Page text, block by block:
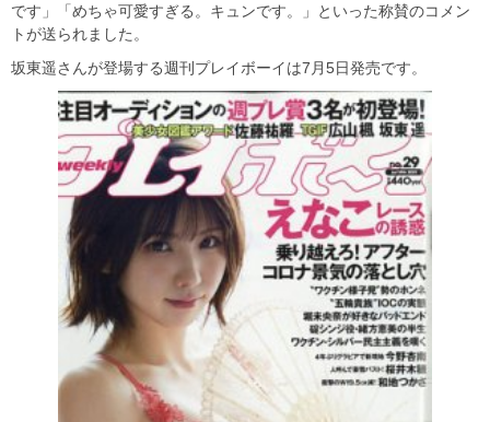
です」「めちゃ可愛すぎる。キュンです。」といった称賛のコメン
トが送られました。
坂東遥さんが登場する週刊プレイボーイは7月5日発売です。